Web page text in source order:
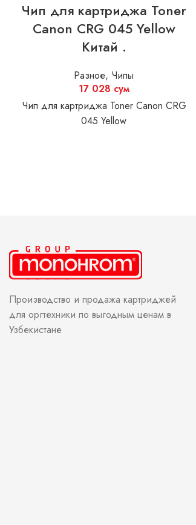
Чип для картриджа Toner
Canon CRG 045 Yellow
Китай .
Разное, Чипы
17 028 сум
Чип для картриджа Toner Canon CRG
045 Yellow
Производство и продажа картриджей
для оргтехники по выгодным ценам в
Узбекистане